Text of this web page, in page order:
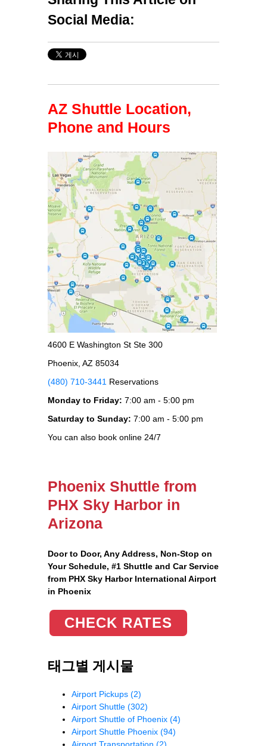
Social Media:
AZ Shuttle Location,
Phone and Hours
4600 E Washington St Ste 300
Phoenix, AZ 85034
(480) 710-3441 Reservations
Monday to Friday: 7:00 am - 5:00 pm
Saturday to Sunday: 7:00 am - 5:00 pm
You can also book online 24/7
Phoenix Shuttle from
PHX Sky Harbor in
Arizona
Door to Door, Any Address, Non-Stop on
Your Schedule, #1 Shuttle and Car Service
from PHX Sky Harbor International Airport
in Phoenix
CHECK RATES
태그별 게시물
Airport Pickups (2)
Airport Shuttle (302)
Airport Shuttle of Phoenix (4)
Airport Shuttle Phoenix (94)
Airport Transportation (2)